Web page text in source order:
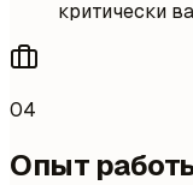
критически
04
Опыт